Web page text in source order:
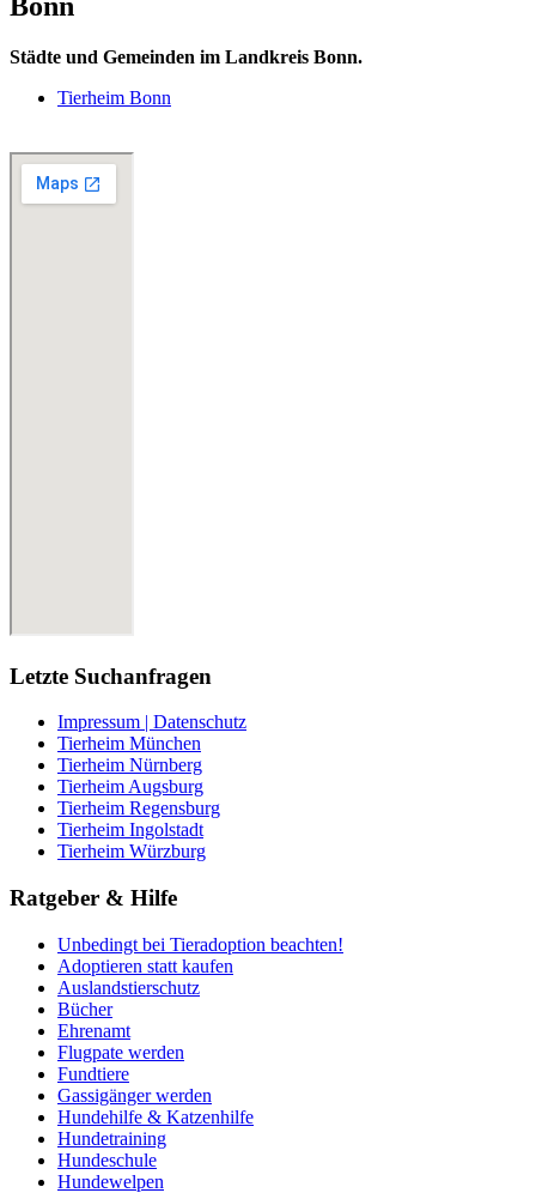
Städte und Gemeinden im Landkreis Bonn.
Tierheim Bonn
Letzte Suchanfragen
Impressum | Datenschutz
Tierheim München
Tierheim Nürnberg
Tierheim Augsburg
Tierheim Regensburg
Tierheim Ingolstadt
Tierheim Würzburg
Ratgeber & Hilfe
Unbedingt bei Tieradoption beachten!
Adoptieren statt kaufen
Auslandstierschutz
Bücher
Ehrenamt
Flugpate werden
Fundtiere
Gassigänger werden
Hundehilfe & Katzenhilfe
Hundetraining
Hundeschule
Hundewelpen